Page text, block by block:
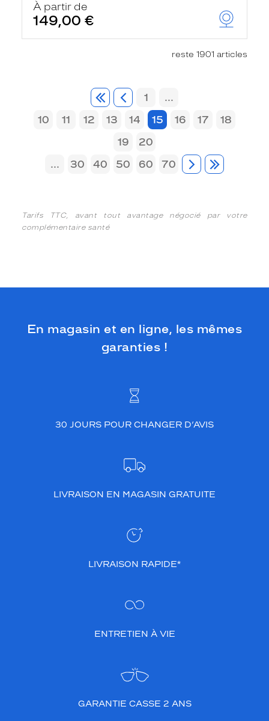
À partir de
149,00 €
reste 1901 articles
1
...
10
11 12 13 14 15 16 17
18
19
20
...
30 40 50 60 70
Tarifs TTC, avant tout avantage négocié par votre
complémentaire santé
En magasin et en ligne, les mêmes
garanties !
30 JOURS POUR CHANGER D’AVIS
LIVRAISON EN MAGASIN GRATUITE
LIVRAISON RAPIDE*
ENTRETIEN À VIE
GARANTIE CASSE 2 ANS